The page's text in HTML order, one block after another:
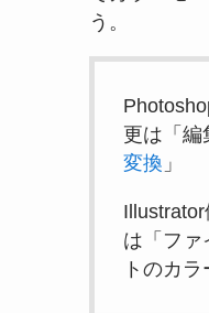
う。
更は「
変換 」
は「フ
トのカラ